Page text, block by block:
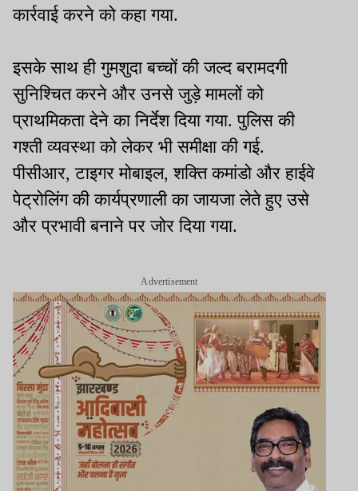
कार्रवाई करने को कहा गया.
इसके साथ ही गुमशुदा बच्चों की जल्द बरामदगी
सुनिश्चित करने और उनसे जुड़े मामलों को
प्राथमिकता देने का निर्देश दिया गया. पुलिस की
गश्ती व्यवस्था को लेकर भी समीक्षा की गई.
पीसीआर, टाइगर मोबाइल, शक्ति कमांडो और हाईवे
पेट्रोलिंग की कार्यप्रणाली का जायजा लेते हुए उसे
और प्रभावी बनाने पर जोर दिया गया.
Advertisement